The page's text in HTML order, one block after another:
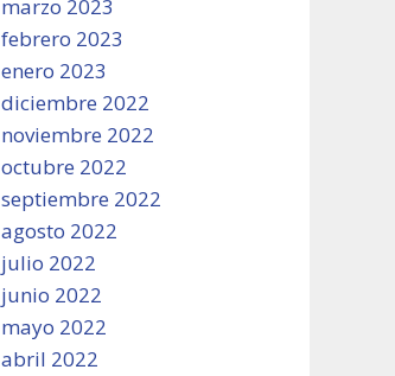
marzo 2023
febrero 2023
enero 2023
diciembre 2022
noviembre 2022
octubre 2022
septiembre 2022
agosto 2022
julio 2022
junio 2022
mayo 2022
abril 2022